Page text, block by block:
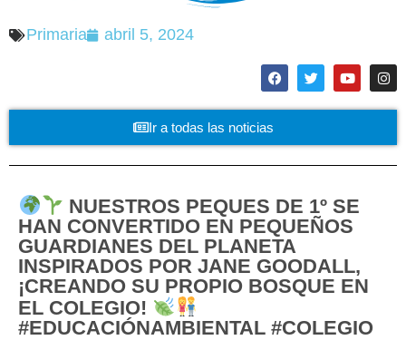
Primaria abril 5, 2024
Ir a todas las noticias
NUESTROS PEQUES DE 1º SE
HAN CONVERTIDO EN PEQUEÑOS
GUARDIANES DEL PLANETA
INSPIRADOS POR JANE GOODALL,
¡CREANDO SU PROPIO BOSQUE EN
EL COLEGIO!
#EDUCACIÓNAMBIENTAL #COLEGIO